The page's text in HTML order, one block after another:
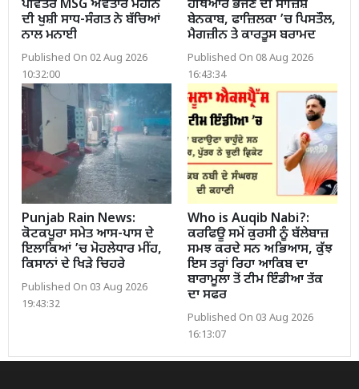
ਪਵਿੱਤਰ MSG ਅਵਤਾਰ ਮਹੀਨੇ
ਦੀ ਖੁਸ਼ੀ ਸਾਧ-ਸੰਗਤ ਨੇ ਬੱਚਿਆਂ
ਨਾਲ ਮਨਾਈ
Published On 02 Aug 2026
10:32:00
ਹਥਿਆਰ ਭੇਜਣ ਦੀ ਸਾਜ਼ਿਸ਼
ਬੇਨਕਾਬ, ਫਾਜ਼ਿਲਕਾ ’ਚ ਪਿਸਤੌਲ,
ਮੈਗਜ਼ੀਨ ਤੇ ਕਾਰਤੂਸ ਬਰਾਮਦ
Published On 08 Aug 2026
16:43:34
Punjab Rain News:
ਕੋਟਕਪੂਰਾ ਸਮੇਤ ਆਸ-ਪਾਸ ਦੇ
ਇਲਾਕਿਆਂ ’ਚ ਮੋਹਲੇਧਾਰ ਮੀਂਹ,
ਕਿਸਾਨਾਂ ਦੇ ਖਿੜੇ ਚਿਹਰੇ
Published On 03 Aug 2026
19:43:32
Who is Auqib Nabi?:
ਕਰਫਿਊ ਸਮੇਂ ਕੁਰਸੀ ਨੂੰ ਬੱਲੇਬਾਜ਼
ਸਮਝ ਕਰਦੇ ਸਨ ਅਭਿਆਸ, ਕੁੱਝ
ਇਸ ਤਰ੍ਹਾਂ ਰਿਹਾ ਆਕਿਬ ਦਾ
ਬਾਰਾਮੂਲਾ ਤੋਂ ਟੀਮ ਇੰਡੀਆ ਤੱਕ
ਦਾ ਸਫਰ
Published On 03 Aug 2026
16:13:07